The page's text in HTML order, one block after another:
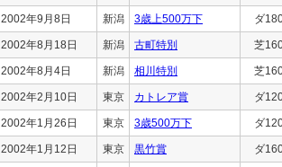
2002年9月8日 新潟 3歳上500万下 ダ
2002年8月18日 新潟 古町特別 芝
2002年8月4日 新潟 相川特別 芝
2002年2月10日 東京 カトレア賞 ダ
2002年1月26日 東京 3歳500万下 ダ
2002年1月12日 東京 黒竹賞 ダ